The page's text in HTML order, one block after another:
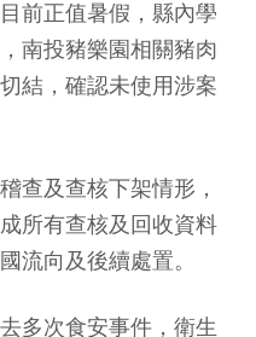
前正值暑假，縣內學
南投豬樂園相關豬肉
結，確認未使用涉案
查及查核下架情形，
所有查核及回收資料
流向及後續處置。
多次食安事件，衛生